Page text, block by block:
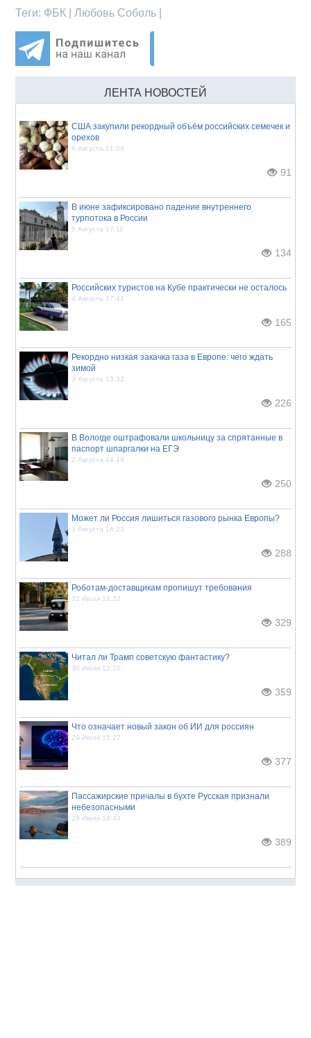
Теги: ФБК | Любовь Соболь |
ЛЕНТА НОВОСТЕЙ
США закупили рекордный объём российских семечек и
орехов
6 Августа 21:09
91
В июне зафиксировано падение внутреннего
турпотока в России
5 Августа 17:11
134
Российских туристов на Кубе практически не осталось
4 Августа 17:41
165
Рекордно низкая закачка газа в Европе: чего ждать
зимой
3 Августа 13:32
226
В Вологде оштрафовали школьницу за спрятанные в
паспорт шпаргалки на ЕГЭ
2 Августа 14:19
250
Может ли Россия лишиться газового рынка Европы?
1 Августа 16:23
288
Роботам-доставщикам пропишут требования
31 Июля 18:32
329
Читал ли Трамп советскую фантастику?
30 Июля 12:20
359
Что означает новый закон об ИИ для россиян
29 Июля 15:27
377
Пассажирские причалы в бухте Русская признали
небезопасными
28 Июля 18:43
389